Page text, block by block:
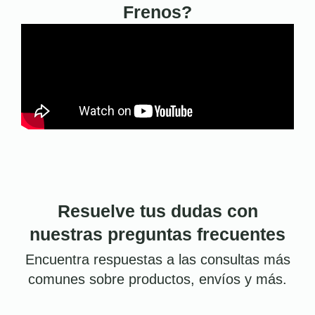
Frenos?
Resuelve tus dudas con
nuestras preguntas frecuentes
Encuentra respuestas a las consultas más
comunes sobre productos, envíos y más.